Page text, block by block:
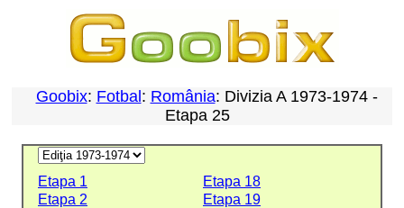
Goobix: Fotbal : România: Divizia A 1973-1974 -
Etapa 25
Etapa 1
Etapa 18
Etapa 2
Etapa 19